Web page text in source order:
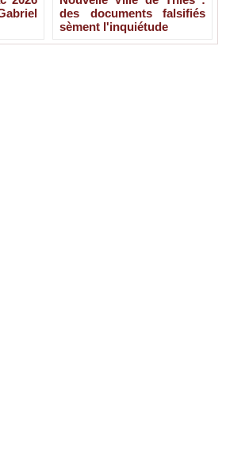
des documents falsifiés
sèment l'inquiétude